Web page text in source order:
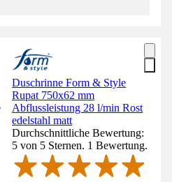
Duschrinne Form & Style
Rupat 750x62 mm
Abflussleistung 28 l/min Rost
edelstahl matt
Durchschnittliche Bewertung:
5 von 5 Sternen. 1 Bewertung.